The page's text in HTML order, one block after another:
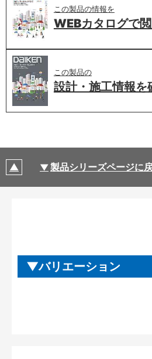
この製品の情報を
WEBカタログで
この製品の
設計・施工情報を
製品シリーズページに
バリエーション